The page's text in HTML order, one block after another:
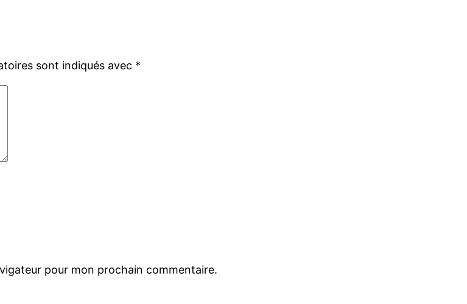
sont indiqués avec *
pour mon prochain commentaire.